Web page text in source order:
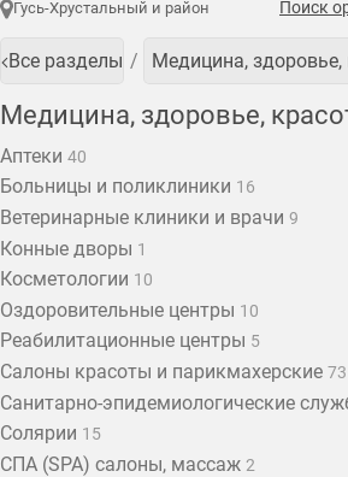
Гусь-Хрустальный и район Поиск
Все разделы Медицина, здоровье,
Медицина, здоровье,
Аптеки 40
Больницы и поликлиники 16
Ветеринарные клиники и врачи 9
Конные дворы 1
Косметологии 10
Оздоровительные центры 10
Реабилитационные центры 5
Салоны красоты и парикмахерские 73
Санитарно-эпидемиологические
Солярии 15
СПА (SPA) салоны, массаж 2